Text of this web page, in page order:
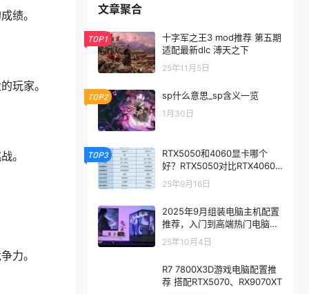
绩。
玩家。
。
力。
文章聚合
TOP1
十字军之王3 mod推荐 第五期
适配最新dlc 溥天之下
25年11月5日
TOP2 sp什么意思_sp含义一览
1月30日
TOP3
RTX5050和4060显卡哪个
好？RTX5050对比RTX4060/
5060性能评测
25年9月16日
2025年9月组装电脑主机配置
推荐，入门到高端热门电脑配
置方案
25年10月4日
R7 7800X3D游戏电脑配置推
荐 搭配RTX5070、RX9070XT